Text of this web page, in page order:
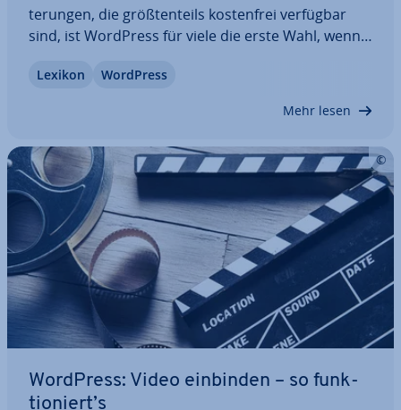
te­run­gen, die größ­ten­teils kos­ten­frei verfügbar
sind, ist WordPress für viele die erste Wahl, wenn
Eine be­son­de­res Feature, das die Ent­wick­ler mit
Lexikon WordPress
Mehr lesen
WordPress: Video einbinden – so funk­
tio­niert’s